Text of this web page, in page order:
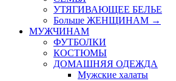
УТЯГИВАЮЩЕЕ БЕЛЬЕ
Больше ЖЕНЩИНАМ →
МУЖЧИНАМ
ФУТБОЛКИ
КОСТЮМЫ
ДОМАШНЯЯ ОДЕЖДА
Мужские халаты